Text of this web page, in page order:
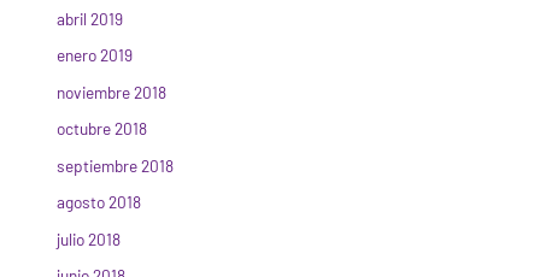
abril 2019
enero 2019
noviembre 2018
octubre 2018
septiembre 2018
agosto 2018
julio 2018